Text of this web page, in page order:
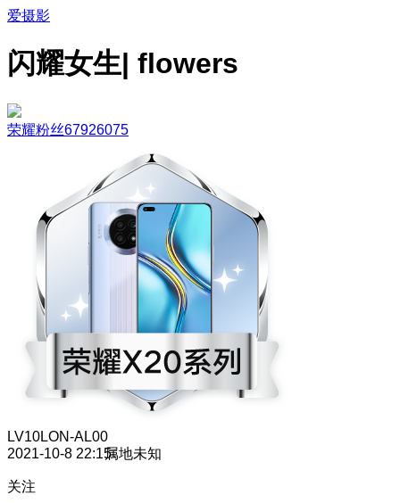
爱摄影
闪耀女生| flowers
荣耀粉丝67926075
LV10LON-AL00
2021-10-8 22:15属地未知
关注